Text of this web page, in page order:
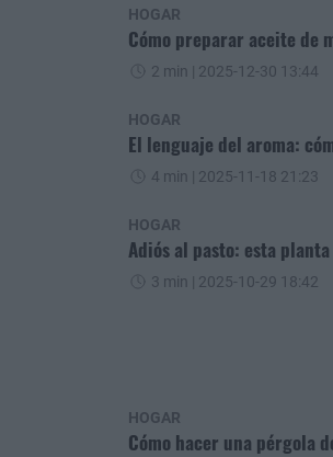
HOGAR
Cómo preparar aceite de
2 min | 2025-12-30 13:44
HOGAR
El lenguaje del aroma:
4 min | 2025-11-18 21:23
HOGAR
Adiós al pasto: esta
3 min | 2025-10-29 18:42
HOGAR
Cómo hacer una pérgola